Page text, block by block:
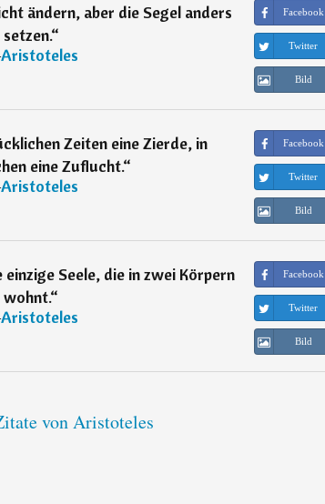
ändern, aber die Segel anders
setzen.“
Aristoteles
Facebook
Twitter
Bild
Zeiten eine Zierde, in
eine Zuflucht.“
Aristoteles
Facebook
Twitter
Bild
Seele, die in zwei Körpern
wohnt.“
Aristoteles
Facebook
Twitter
Bild
von Aristoteles